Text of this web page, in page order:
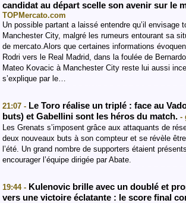
candidat au départ scelle son avenir sur le
TOPMercato.com
Un possible partant a laissé entendre qu’il envisage
Manchester City, malgré les rumeurs entourant sa
de mercato.Alors que certaines informations
Rodri vers le Real Madrid, dans la foulée de
Mateo Kovacic à Manchester City reste lui aussi
s’explique par le…
21:07 - Le Toro réalise un triplé : face au
buts) et Gabellini sont les héros du match. -
Les Grenats s’imposent grâce aux attaquants de
deux nouveaux buts à son compteur et se révèle
l’été. Un grand nombre de supporters étaient
encourager l’équipe dirigée par Abate.
19:44 - Kulenovic brille avec un doublé et
vers une victoire éclatante : le score final